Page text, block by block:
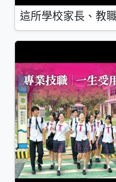
這所學校家長、教